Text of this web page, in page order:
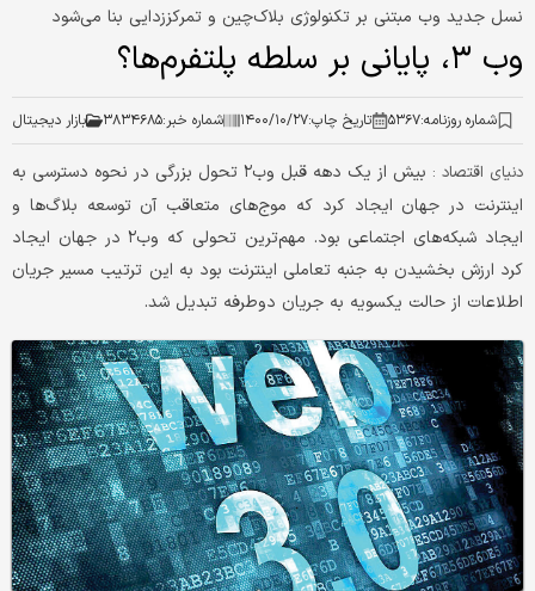
نسل جدید وب مبتنی بر تکنولوژی بلاک‌چین و تمرکززدایی بنا می‌شود
وب ۳، پایانی بر سلطه پلتفرم‌ها؟
شماره روزنامه:۵۳۶۷ تاریخ چاپ:۱۴۰۰/۱۰/۲۷ شماره خبر:۳۸۳۴۶۸۵ بازار دیجیتال
دنياي اقتصاد :
بیش از یک دهه قبل وب‌۲ تحول بزرگی در نحوه دسترسی به
اینترنت در جهان ایجاد کرد که موج‌های متعاقب آن توسعه بلاگ‌ها و
ایجاد شبکه‌های اجتماعی بود. مهم‌ترین تحولی که وب‌۲ در جهان ایجاد
کرد ارزش بخشیدن به جنبه تعاملی اینترنت بود به این ترتیب مسیر جریان
اطلاعات از حالت یکسویه به جریان دو‌طرفه تبدیل شد.